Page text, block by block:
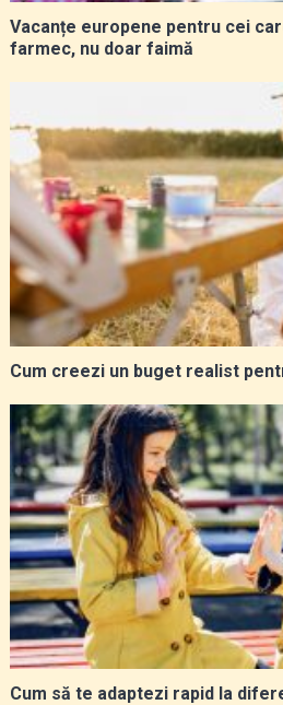
Vacanțe europene pentru cei
farmec, nu doar faimă
Cum creezi un buget realist
Cum să te adaptezi rapid la